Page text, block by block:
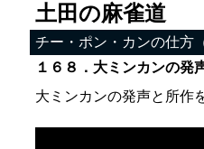
土田の麻雀道
チー・ポン・カンの仕方
１６８．大ミンカンの発
大ミンカンの発声と所作